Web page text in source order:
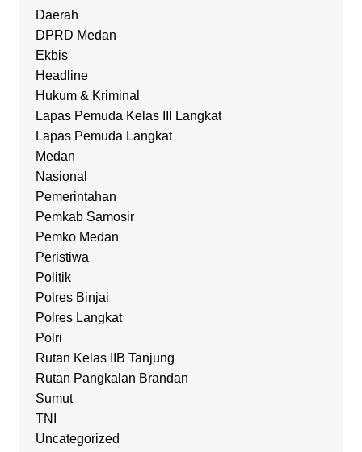
Daerah
DPRD Medan
Ekbis
Headline
Hukum & Kriminal
Lapas Pemuda Kelas III Langkat
Lapas Pemuda Langkat
Medan
Nasional
Pemerintahan
Pemkab Samosir
Pemko Medan
Peristiwa
Politik
Polres Binjai
Polres Langkat
Polri
Rutan Kelas IIB Tanjung
Rutan Pangkalan Brandan
Sumut
TNI
Uncategorized